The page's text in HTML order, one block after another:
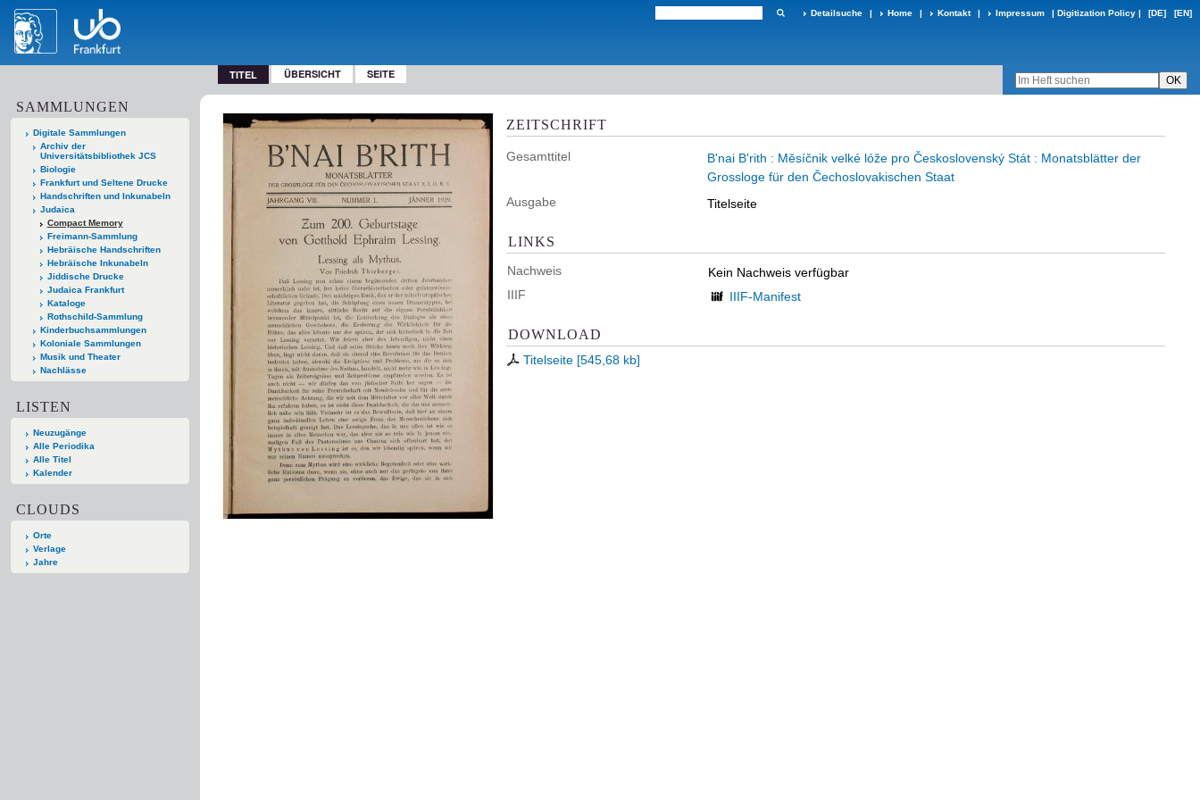
Detailsuche | Home | Kontakt | Impressum | Digitization Policy | [DE] [EN]
TITEL ÜBERSICHT SEITE
SAMMLUNGEN
Digitale Sammlungen
Archiv der
Universitätsbibliothek JCS
Biologie
Frankfurt und Seltene Drucke
Handschriften und Inkunabeln
Judaica
Compact Memory
Freimann-Sammlung
Hebräische Handschriften
Hebräische Inkunabeln
Jiddische Drucke
Judaica Frankfurt
Kataloge
Rothschild-Sammlung
Kinderbuchsammlungen
Koloniale Sammlungen
Musik und Theater
Nachlässe
LISTEN
Neuzugänge
Alle Periodika
Alle Titel
Kalender
CLOUDS
Orte
Verlage
Jahre
ZEITSCHRIFT
Gesamttitel
B'nai B'rith : Měsíčnik velké lóže pro Československý Stát : Monatsblätter der
Grossloge für den Čechoslovakischen Staat
Ausgabe
Titelseite
LINKS
Nachweis
Kein Nachweis verfügbar
IIIF
IIIF-Manifest
DOWNLOAD
Titelseite [545,68 kb]